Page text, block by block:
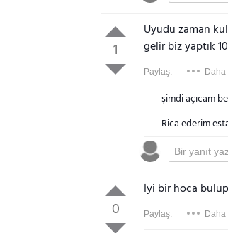
1
Uyudu zaman
gelir biz yaptık
Paylaş:
şimdi açıcam
Rica ederim
0
İyi bir hoca
Paylaş: